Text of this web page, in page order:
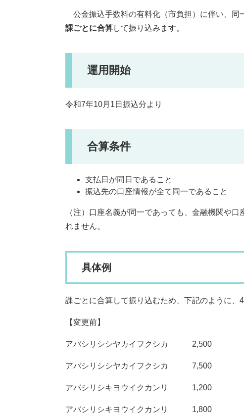
公金振込手数料の有料化（市負担）に伴い、同
課ごとに合算して振り込みます。
運用開始
令和7年10月1日振込分より
合算条件
支払日が同日であること
振込先の口座情報が全て同一であること
（注）口座名義が同一であっても、金融機関や
れません。
具体例
課ごとに合算して振り込むため、下記のように、
【変更前】
アバシリシシヤカイフクシカ 2,500
アバシリシシヤカイフクシカ 7,500
アバシリシキヨウイクカンリ 1,200
アバシリシキヨウイクカンリ 1,800